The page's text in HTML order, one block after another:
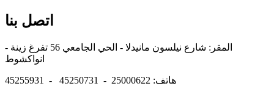
اتصل بنا
المقر: شارع نيلسون مانيدلا - الحي الجامعي 56 تفرغ زينة -
هاتف: 25000622 - 45250731 - 45255931